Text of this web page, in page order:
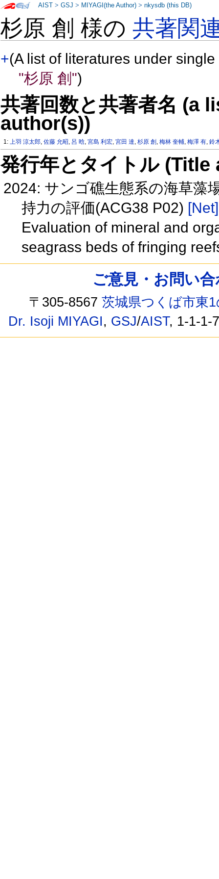
杉原 創 様の共著関
+(A list of literatures under
"杉原 創")
共著回数と共著者名 (a
author(s))
1:上羽 涼太郎,佐藤 允昭, 呂 晗,宮島 利宏,宮田 達,杉原 創 ,梅林 奎輔,梅澤 有,鈴
発行年とタイトル
2024: サンゴ礁生態系の海草藻
持力の評価(ACG38 P02) [Net]
Evaluation of mineral and
seagrass beds of fringing
AIST >GSJ > MIYAGI(the Author) >nkysdb (this DB)
ご意見・お問い
〒305-8567茨城県つくば市東
Dr. Isoji MIYAGI, GSJ/AIST, 1-1-1-